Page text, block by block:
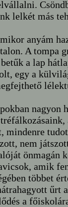
lelkét más
anyám
A tompa
a lap
egy a
nagyon
mindenre
nem
önmagán
amik
többet
űrt
a